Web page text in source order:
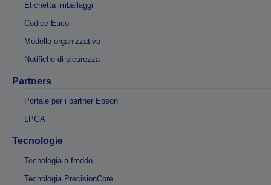
Etichetta imballaggi
Codice Etico
Modello organizzativo
Notifiche di sicurezza
Partners
Portale per i partner Epson
LPGA
Tecnologie
Tecnologia a freddo
Tecnologia PrecisionCore